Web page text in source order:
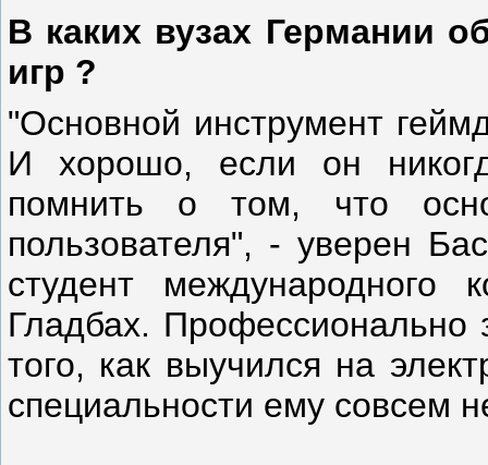
В каких вузах Германии
игр ?
"Основной инструмент
И хорошо, если он
помнить о том, что
пользователя", - уверен
студент
Гладбах. Профессионально
того, как выучился на
специальности ему совсем